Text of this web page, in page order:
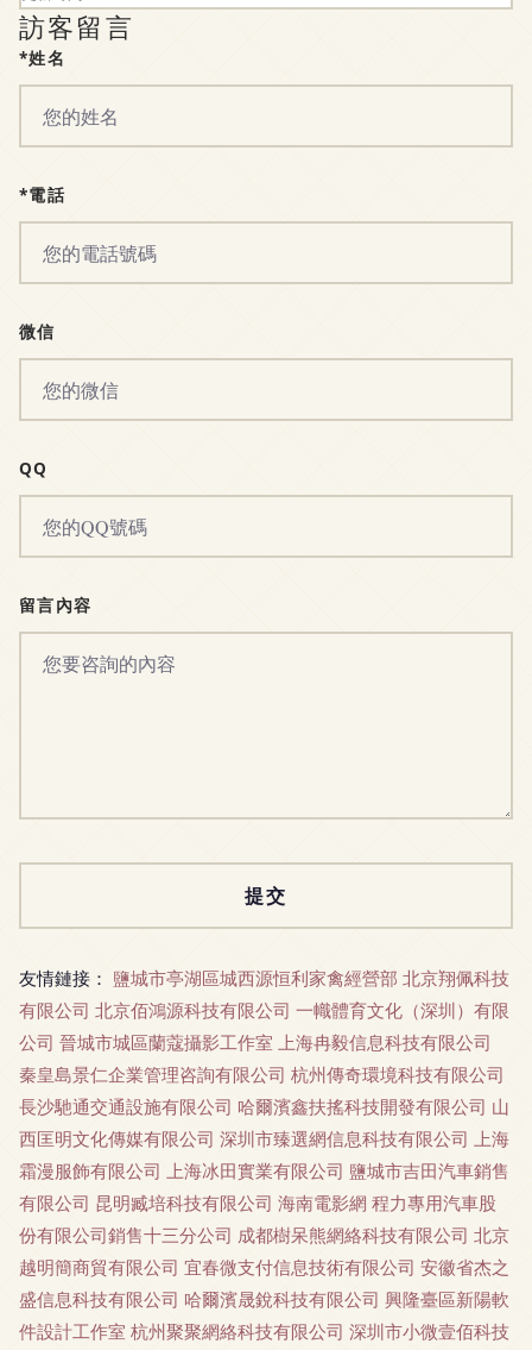
訪客留言
*姓名
*電話
微信
QQ
留言內容
友情鏈接： 鹽城市亭湖區城西源恒利家禽經營部 北京翔佩科技
有限公司 北京佰鴻源科技有限公司 一幟體育文化（深圳）有限
公司 晉城市城區蘭蔻攝影工作室 上海冉毅信息科技有限公司
秦皇島景仁企業管理咨詢有限公司 杭州傳奇環境科技有限公司
長沙馳通交通設施有限公司 哈爾濱鑫扶搖科技開發有限公司 山
西匡明文化傳媒有限公司 深圳市臻選網信息科技有限公司 上海
霜漫服飾有限公司 上海冰田實業有限公司 鹽城市吉田汽車銷售
有限公司 昆明臧培科技有限公司 海南電影網 程力專用汽車股
份有限公司銷售十三分公司 成都樹呆熊網絡科技有限公司 北京
越明簡商貿有限公司 宜春微支付信息技術有限公司 安徽省杰之
盛信息科技有限公司 哈爾濱晟銳科技有限公司 興隆臺區新陽軟
件設計工作室 杭州聚聚網絡科技有限公司 深圳市小微壹佰科技